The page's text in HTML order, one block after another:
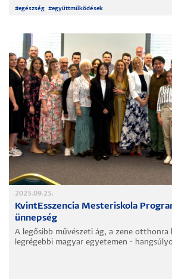
#egészség #együttműködések
2025.09.25.
KvintEsszencia Mesteriskola
ünnepség
A legősibb művészeti ág, a zene otthonra
legrégebbi magyar egyetemen -